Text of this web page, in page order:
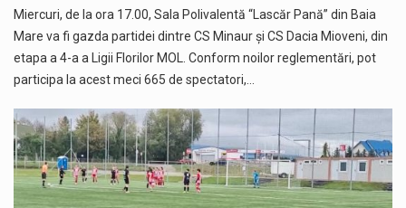
Miercuri, de la ora 17.00, Sala Polivalentă “Lascăr Pană” din Baia
Mare va fi gazda partidei dintre CS Minaur și CS Dacia Mioveni, din
etapa a 4-a a Ligii Florilor MOL. Conform noilor reglementări, pot
participa la acest meci 665 de spectatori,…